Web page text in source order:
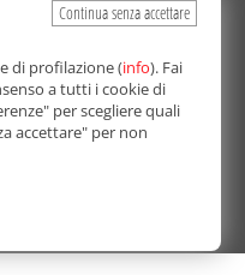
2026
i contenuti, in qualunque
è proibita.
Autorizzazione del
del 21/10/2003
Fabio Ricotta
Policy
Continua senza accettare
di profilazione (info). Fai
a tutti i cookie di
per scegliere quali
accettare" per non